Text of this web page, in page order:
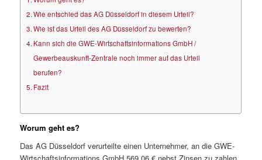
Wie entschied das AG Düsseldorf in diesem Urteil?
Wie ist das Urteil des AG Düsseldorf zu bewerten?
Kann sich die GWE-Wirtschaftsinformations GmbH /
Gewerbeauskunft-Zentrale noch immer auf das Urteil
berufen?
Fazit
Worum geht es?
Das AG Düsseldorf verurteilte einen Unternehmer, an die GWE-